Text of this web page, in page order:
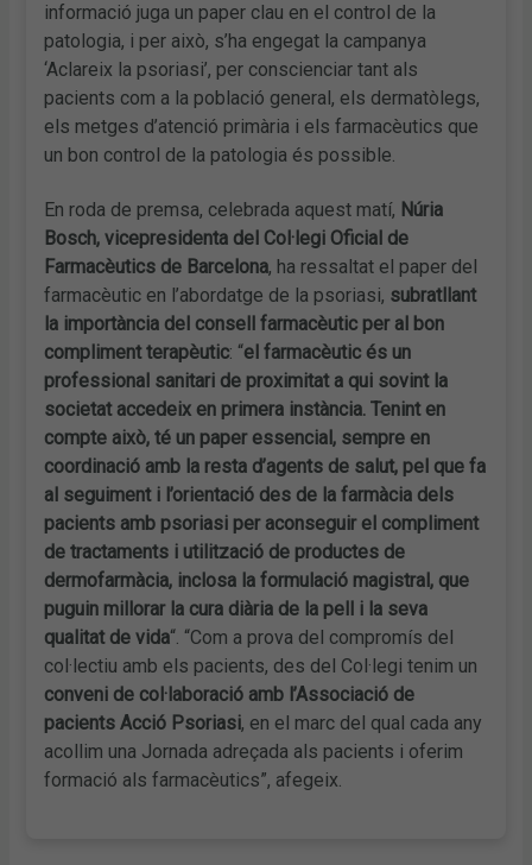
informació juga un paper clau en el control de la
patologia, i per això, s’ha engegat la campanya
‘Aclareix la psoriasi’, per conscienciar tant als
pacients com a la població general, els dermatòlegs,
els metges d’atenció primària i els farmacèutics que
un bon control de la patologia és possible.
En roda de premsa, celebrada aquest matí, Núria
Bosch, vicepresidenta del Col·legi Oficial de
Farmacèutics de Barcelona, ha ressaltat el paper del
farmacèutic en l’abordatge de la psoriasi, subratllant
la importància del consell farmacèutic per al bon
compliment terapèutic: “el farmacèutic és un
professional sanitari de proximitat a qui sovint la
societat accedeix en primera instància. Tenint en
compte això, té un paper essencial, sempre en
coordinació amb la resta d’agents de salut, pel que fa
al seguiment i l’orientació des de la farmàcia dels
pacients amb psoriasi per aconseguir el compliment
de tractaments i utilització de productes de
dermofarmàcia, inclosa la formulació magistral, que
puguin millorar la cura diària de la pell i la seva
qualitat de vida“. “Com a prova del compromís del
col·lectiu amb els pacients, des del Col·legi tenim un
conveni de col·laboració amb l’Associació de
pacients Acció Psoriasi, en el marc del qual cada any
acollim una Jornada adreçada als pacients i oferim
formació als farmacèutics”, afegeix.